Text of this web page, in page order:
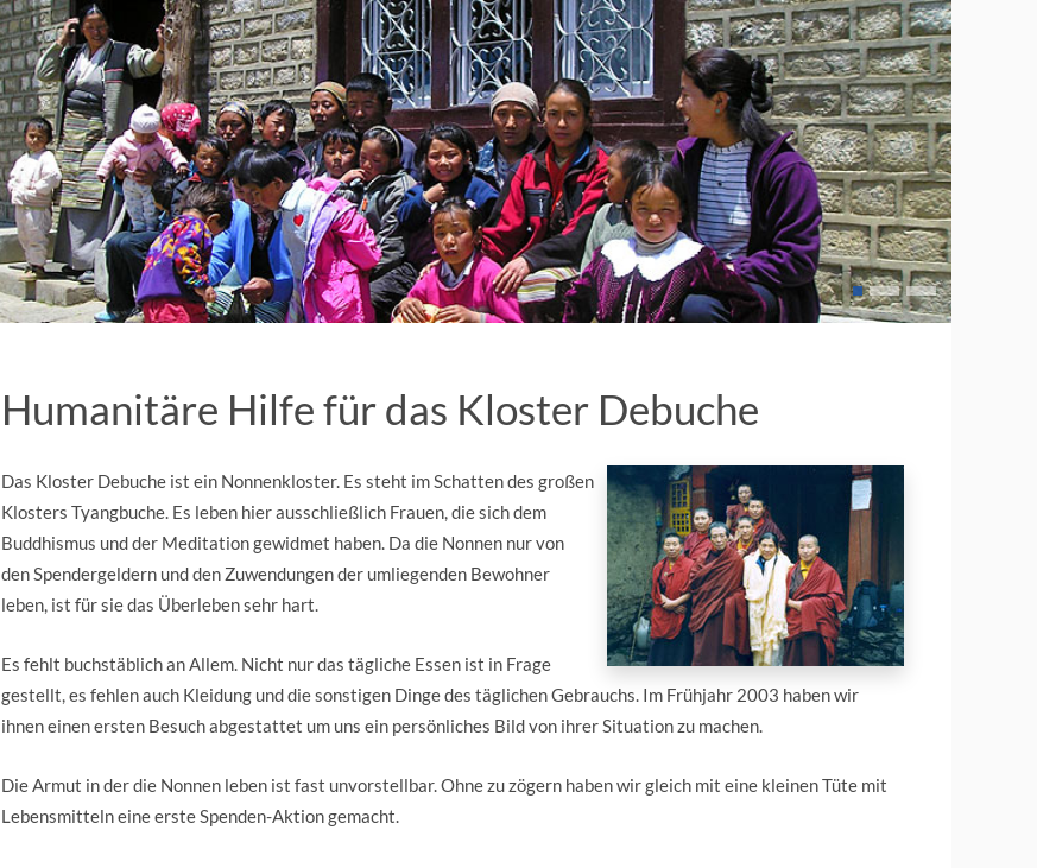
Humanitäre Hilfe für das Kloster Debuche
Das Kloster Debuche ist ein Nonnenkloster. Es steht im Schatten des großen
Klosters Tyangbuche. Es leben hier ausschließlich Frauen, die sich dem
Buddhismus und der Meditation gewidmet haben. Da die Nonnen nur von
den Spendergeldern und den Zuwendungen der umliegenden Bewohner
leben, ist für sie das Überleben sehr hart.
Es fehlt buchstäblich an Allem. Nicht nur das tägliche Essen ist in Frage
gestellt, es fehlen auch Kleidung und die sonstigen Dinge des täglichen Gebrauchs. Im Frühjahr 2003 haben wir
ihnen einen ersten Besuch abgestattet um uns ein persönliches Bild von ihrer Situation zu machen.
Die Armut in der die Nonnen leben ist fast unvorstellbar. Ohne zu zögern haben wir gleich mit eine kleinen Tüte mit
Lebensmitteln eine erste Spenden-Aktion gemacht.